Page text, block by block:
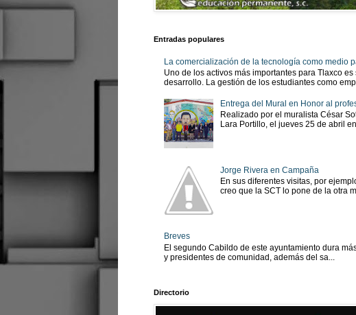
Entradas populares
La comercialización de la tecnología como medio
Uno de los activos más importantes para Tlaxco
desarrollo. La gestión de los estudiantes como
Entrega del Mural en Honor al
Realizado por el muralista César
Lara Portillo, el jueves 25 de abril
Jorge Rivera en Campaña
En sus diferentes visitas, por
creo que la SCT lo pone de la otra
Breves
El segundo Cabildo de este ayuntamiento dura
y presidentes de comunidad, además del sa...
Directorio